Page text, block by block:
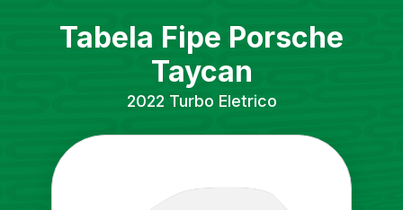
Tabela Fipe Porsche
Taycan
2022 Turbo Eletrico